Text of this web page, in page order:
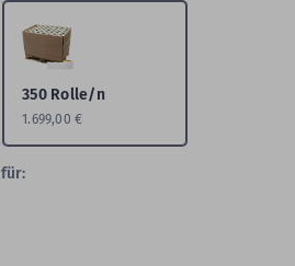
350 Rolle/n
1.699,00 €